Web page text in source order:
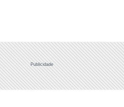
Publicidade